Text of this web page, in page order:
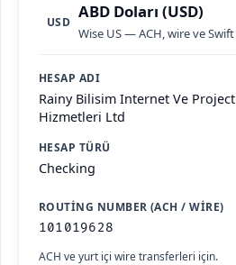
USD ABD Doları (USD)
Wise US — ACH, wire ve Swift
HESAP ADI
Rainy Bilisim Internet Ve Project
Hizmetleri Ltd
HESAP TÜRÜ
Checking
ROUTING NUMBER (ACH / WIRE)
101019628
ACH ve yurt içi wire transferleri için.